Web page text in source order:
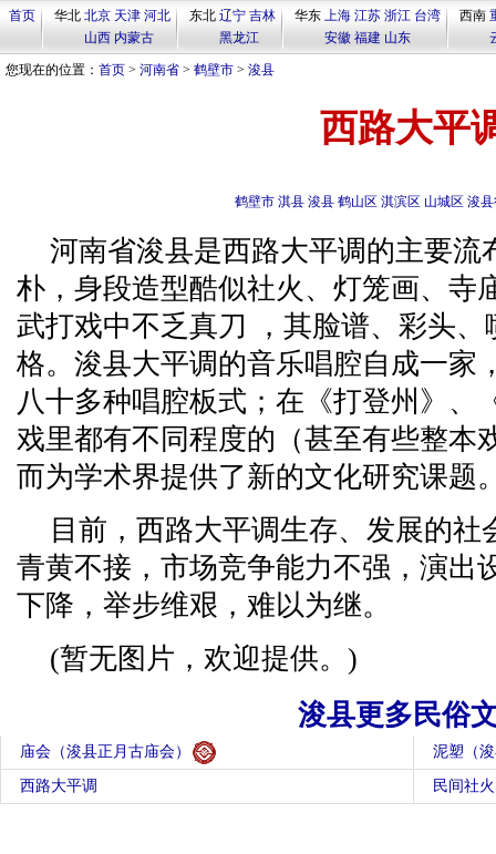
首页 华北 北京 天津 河北
山西 内蒙古
东北 辽宁 吉林
黑龙江
华东 上海 江苏 浙江 台湾
安徽 福建 山东
西南
您现在的位置： 首页 > 河南省 > 鹤壁市 > 浚县
西路大平
鹤壁市 淇县 浚县 鹤山区 淇滨区 山城区 浚
河南省浚县是西路大平调的主要流
朴，身段造型酷似社火、灯笼画、寺
武打戏中不乏真刀 ，其脸谱、彩头
格。浚县大平调的音乐唱腔自成一家
八十多种唱腔板式；在《打登州》、
戏里都有不同程度的（甚至有些整本
而为学术界提供了新的文化研究课题
目前，西路大平调生存、发展的
青黄不接，市场竞争能力不强，演出
下降，举步维艰，难以为继。
(暂无图片，欢迎提供。)
浚县更多民俗
庙会（浚县正月古庙会） 泥塑（
西路大平调 民间社